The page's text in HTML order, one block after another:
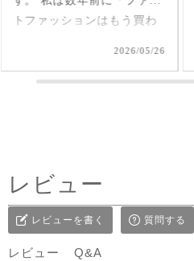
で軽くて通気性も良いから
フェアトレード #fairtrade #
2026/05/25
レビュー
レビューを書く 質問する
レビュー Q&A